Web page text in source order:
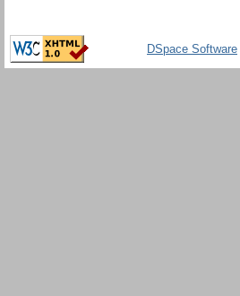
DSpace Software